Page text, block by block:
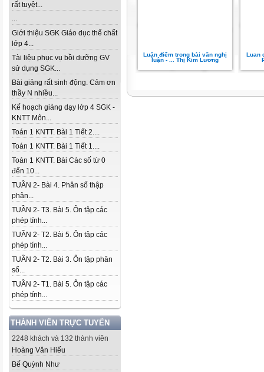
rất tuyệt...
...
Giới thiệu SGK Giáo dục thể chất
lớp 4...
Tài liệu phục vụ bồi dưỡng GV
sử dụng SGK...
Bài giảng rất sinh động. Cảm ơn
thầy N nhiều...
Kế hoạch giảng dạy lớp 4 SGK -
KNTT Môn...
Toán 1 KNTT. Bài 1 Tiết 2....
Toán 1 KNTT. Bài 1 Tiết 1....
Toán 1 KNTT. Bài Các số từ 0
đến 10...
TUẦN 2- Bài 4. Phân số thập
phân...
TUẦN 2- T3. Bài 5. Ôn tập các
phép tính...
TUẦN 2- T2. Bài 5. Ôn tập các
phép tính...
TUẦN 2- T2. Bài 3. Ôn tập phân
số...
TUẦN 2- T1. Bài 5. Ôn tập các
phép tính...
THÀNH VIÊN TRỰC TUYẾN
2248 khách và 132 thành viên
Hoàng Văn Hiếu
Bế Quỳnh Như
Luận điểm trong bài văn nghị
luận - ... Thị Kim Lương
Luan